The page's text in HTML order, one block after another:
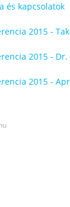
és kapcsolatok
2015 -
2015 -
2015 -